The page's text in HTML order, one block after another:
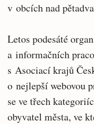
v obcích nad
Letos podesáté
a informačních
s Asociací krajů
o nejlepší webovou
se ve třech
obyvatel města, ve